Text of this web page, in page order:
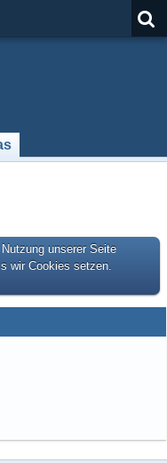
unserer Seite
wir Cookies setzen.